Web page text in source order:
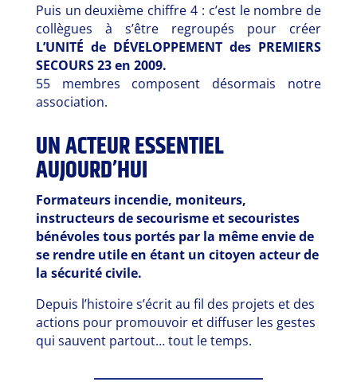
Puis un deuxième chiffre 4 : c’est le nombre de
collègues à s’être regroupés pour créer
L’UNITÉ de DÉVELOPPEMENT des PREMIERS
SECOURS 23 en 2009.
55 membres composent désormais notre
association.
UN ACTEUR ESSENTIEL
AUJOURD’HUI
Formateurs incendie, moniteurs,
instructeurs de secourisme et secouristes
bénévoles tous portés par la même envie de
se rendre utile en étant un citoyen acteur de
la sécurité civile.
Depuis l’histoire s’écrit au fil des projets et des
actions pour promouvoir et diffuser les gestes
qui sauvent partout… tout le temps.